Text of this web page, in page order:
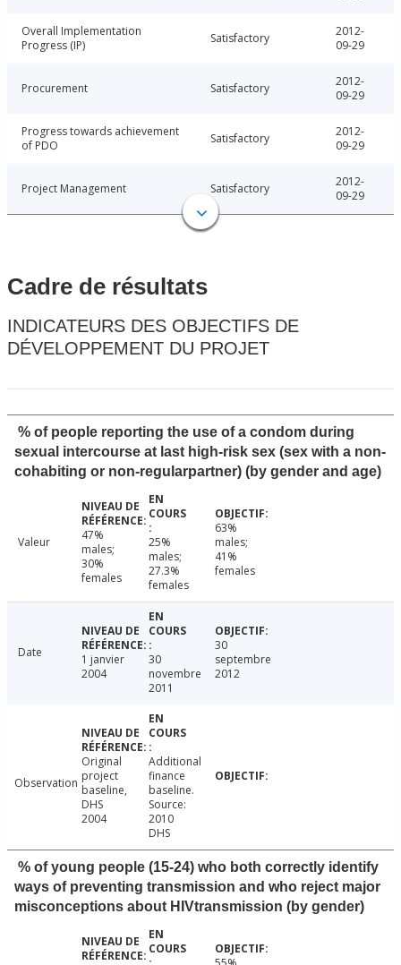
Overall Implementation
Progress (IP)
Satisfactory
2012-
09-29
Procurement Satisfactory
2012-
09-29
Progress towards achievement
of PDO
Satisfactory
2012-
09-29
Project Management Satisfactory
2012-
09-29
Cadre de résultats
INDICATEURS DES OBJECTIFS DE
DÉVELOPPEMENT DU PROJET
% of people reporting the use of a condom during
sexual intercourse at last high-risk sex (sex with a non-
cohabiting or non-regularpartner) (by gender and age)
Valeur
47%
males;
30%
females
25%
males;
27.3%
females
63%
males;
41%
females
Date
1 janvier
2004
30
novembre
2011
30
septembre
2012
Observation
Original
project
baseline,
DHS
2004
Additional
finance
baseline.
Source:
2010
DHS
% of young people (15-24) who both correctly identify
ways of preventing transmission and who reject major
misconceptions about HIVtransmission (by gender)